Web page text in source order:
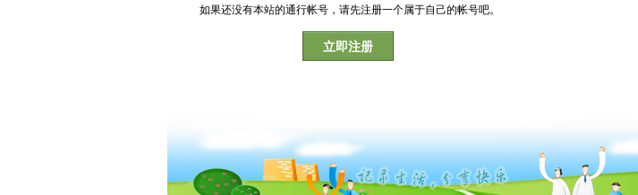
如果还没有本站的通行帐号，请先注册一个属于自己的帐号吧。
立即注册